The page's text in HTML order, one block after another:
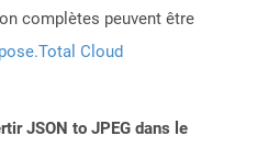
complètes peuvent être
Cloud
JSON to JPEG dans le